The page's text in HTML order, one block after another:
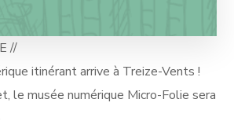
//
itinérant arrive à Treize-Vents !
le musée numérique Micro-Folie sera